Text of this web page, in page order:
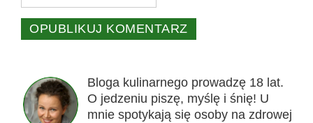
Bloga kulinarnego prowadzę 18 lat.
O jedzeniu piszę, myślę i śnię! U
mnie spotykają się osoby na zdrowej